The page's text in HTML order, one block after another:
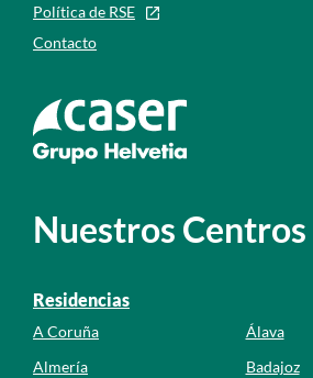
Política de RSE
Contacto
Ir a la web de
Nuestros Centros
Residencias
A Coruña
Álava
Almería
Badajoz